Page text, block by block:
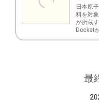
日本原
料を対
が所蔵す
Docket
最